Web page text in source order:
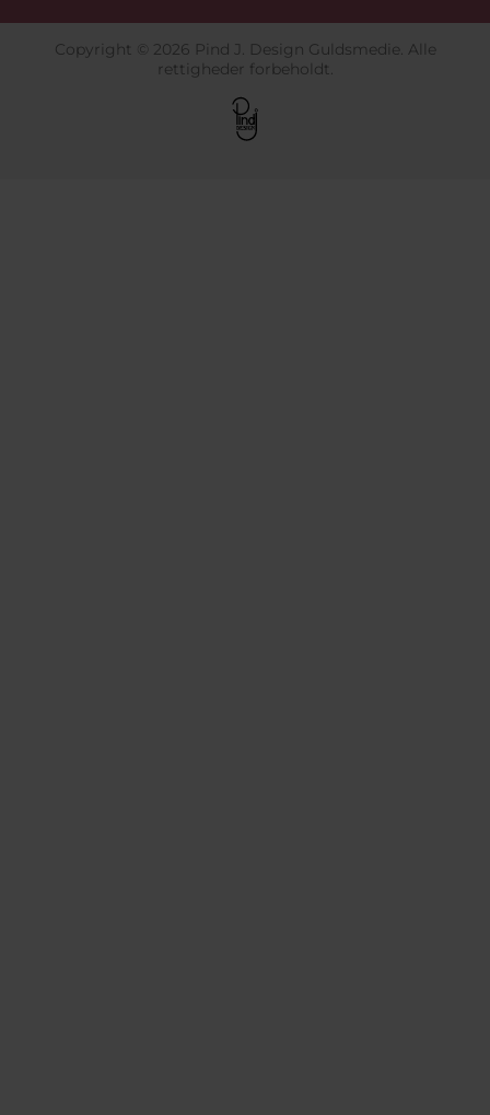
Copyright © 2026 Pind J. Design Guldsmedie. Alle
rettigheder forbeholdt.